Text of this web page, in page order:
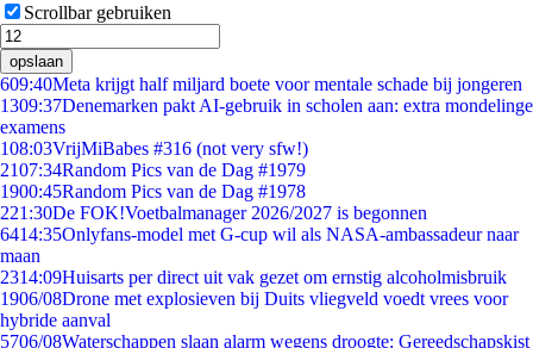
Scrollbar gebruiken
opslaan
609:40Meta krijgt half miljard boete voor mentale schade bij jongeren
1309:37Denemarken pakt AI-gebruik in scholen aan: extra mondelinge
examens
108:03VrijMiBabes #316 (not very sfw!)
2107:34Random Pics van de Dag #1979
1900:45Random Pics van de Dag #1978
221:30De FOK!Voetbalmanager 2026/2027 is begonnen
6414:35Onlyfans-model met G-cup wil als NASA-ambassadeur naar
maan
2314:09Huisarts per direct uit vak gezet om ernstig alcoholmisbruik
1906/08Drone met explosieven bij Duits vliegveld voedt vrees voor
hybride aanval
5706/08Waterschappen slaan alarm wegens droogte: Gereedschapskist